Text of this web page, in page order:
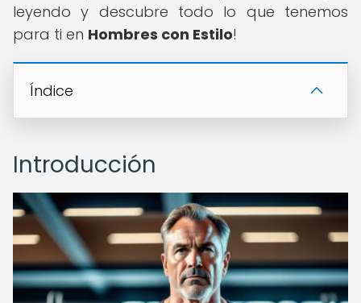
leyendo y descubre todo lo que tenemos
para ti en Hombres con Estilo!
Índice
Introducción